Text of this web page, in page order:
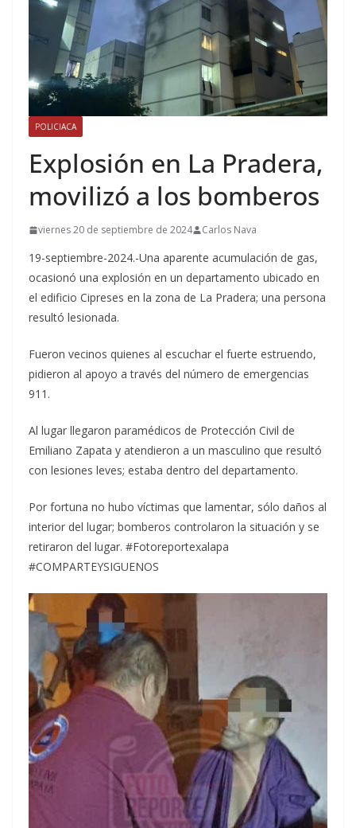
POLICIACA
Explosión en La Pradera,
movilizó a los bomberos
viernes 20 de septiembre de 2024 Carlos Nava
19-septiembre-2024.-Una aparente acumulación de gas,
ocasionó una explosión en un departamento ubicado en
el edificio Cipreses en la zona de La Pradera; una persona
resultó lesionada.
Fueron vecinos quienes al escuchar el fuerte estruendo,
pidieron al apoyo a través del número de emergencias
911.
Al lugar llegaron paramédicos de Protección Civil de
Emiliano Zapata y atendieron a un masculino que resultó
con lesiones leves; estaba dentro del departamento.
Por fortuna no hubo víctimas que lamentar, sólo daños al
interior del lugar; bomberos controlaron la situación y se
retiraron del lugar. #Fotoreportexalapa
#COMPARTEYSIGUENOS